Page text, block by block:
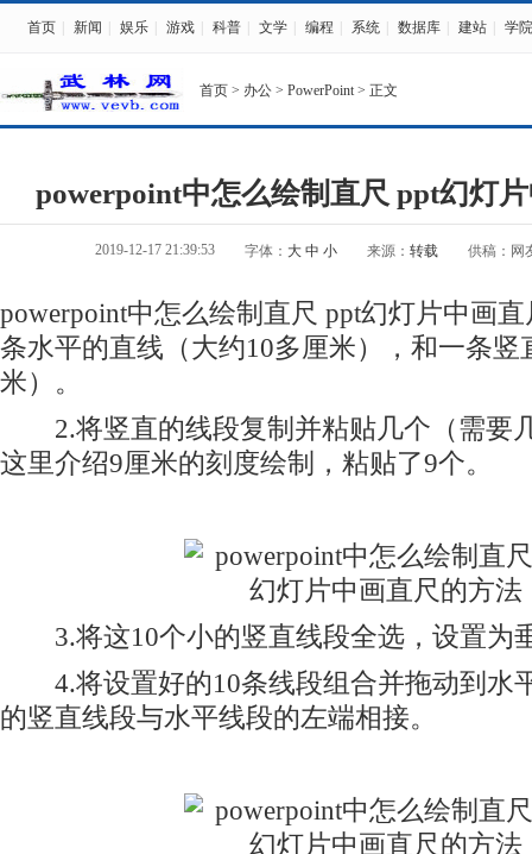
首页 新闻 娱乐 游戏 科普 文学 编程 系统 数据库 建站 学院
首页 > 办公 > PowerPoint > 正文
powerpoint中怎么绘制直尺 ppt幻灯
2019-12-17 21:39:53 字体： 大 中 小 来源： 转载 供稿：网
powerpoint中怎么绘制直尺 ppt幻灯片中画
条水平的直线（大约10多厘米），和一条竖
米）。
2.将竖直的线段复制并粘贴几个（需要
这里介绍9厘米的刻度绘制，粘贴了9个。
3.将这10个小的竖直线段全选，设置为
4.将设置好的10条线段组合并拖动到水
的竖直线段与水平线段的左端相接。